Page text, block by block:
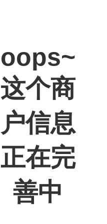
oops~
这个商
户信息
正在完
善中